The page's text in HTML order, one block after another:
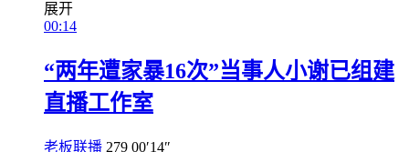
展开
00:14
“两年遭家暴16次”当事人小谢已组建
直播工作室
老板联播 279 00′14″